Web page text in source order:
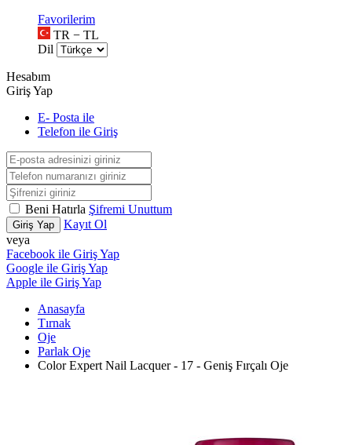
Favorilerim
TR − TL
Dil
Hesabım
Giriş Yap
E- Posta ile
Telefon ile Giriş
Beni Hatırla Şifremi Unuttum
Giriş Yap
Kayıt Ol
veya
Facebook ile Giriş Yap
Google ile Giriş Yap
Apple ile Giriş Yap
Anasayfa
Tırnak
Oje
Parlak Oje
Color Expert Nail Lacquer - 17 - Geniş Fırçalı Oje